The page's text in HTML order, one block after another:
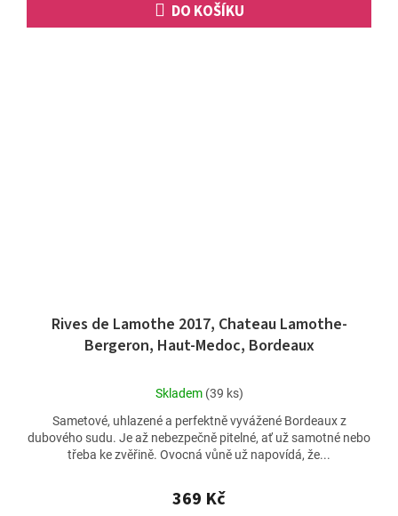
DO KOŠÍKU
Rives de Lamothe 2017, Chateau Lamothe-
Bergeron, Haut-Medoc, Bordeaux
Průměrné
produktu
je
4,0
5
hvězdiček.
Skladem (39 ks)
369 Kč
Sametové, uhlazené a perfektně vyvážené Bordeaux z
dubového sudu. Je až nebezpečně pitelné, ať už samotné nebo
třeba ke zvěřině. Ovocná vůně už napovídá, že...